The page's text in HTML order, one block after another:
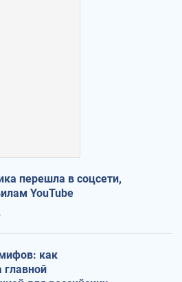
перешла в соцсети,
YouTube
как
главной